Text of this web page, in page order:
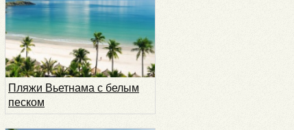
Пляжи Вьетнама с белым
песком